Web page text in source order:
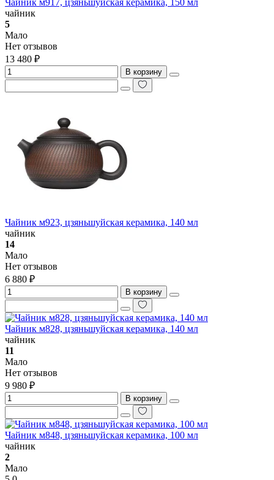
чайник
5
Мало
Нет отзывов
13 480 ₽
В корзину
Чайник м923, цзяньшуйская керамика, 140 мл
чайник
14
Мало
Нет отзывов
6 880 ₽
В корзину
Чайник м828, цзяньшуйская керамика, 140 мл
чайник
11
Мало
Нет отзывов
9 980 ₽
В корзину
Чайник м848, цзяньшуйская керамика, 100 мл
чайник
2
Мало